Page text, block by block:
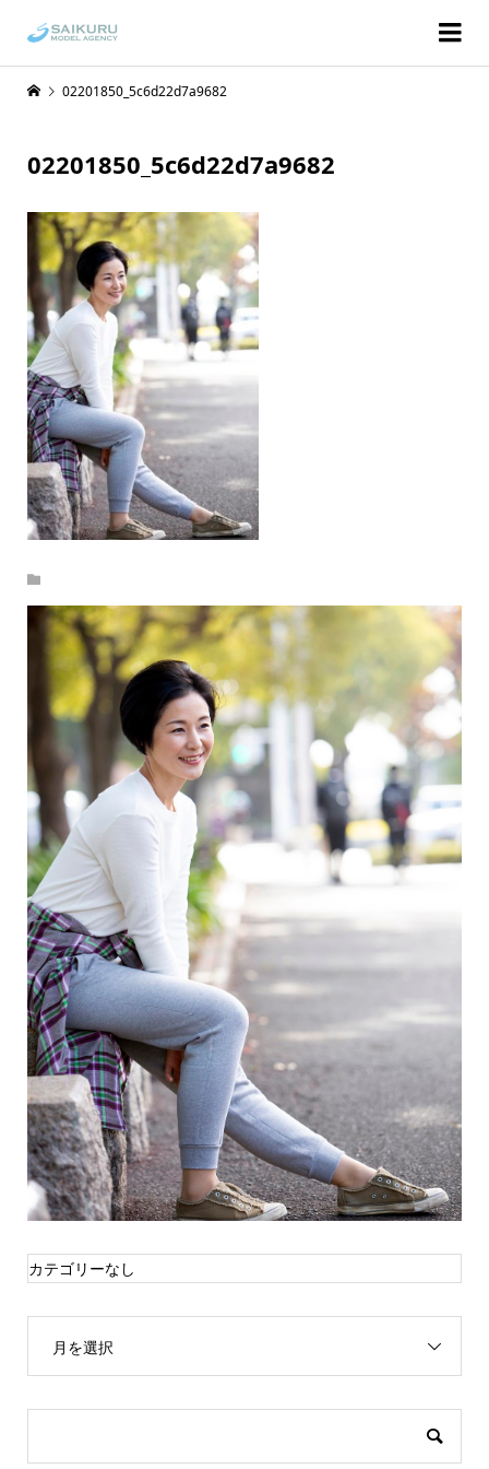
02201850_5c6d22d7a9682
02201850_5c6d22d7a9682
カテゴリーなし
月を選択